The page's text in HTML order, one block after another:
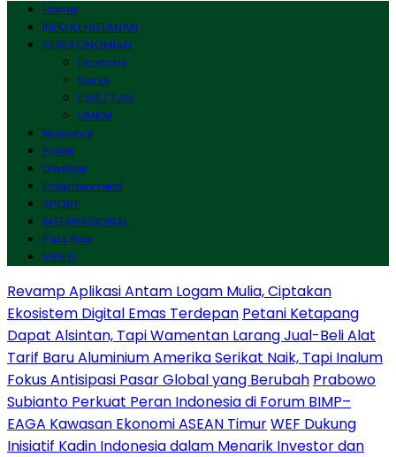
Home
INFO KEHUTANAN
PEREKONOMIAN
Ekonomi
Bisnis
ESG / TJSL
UMKM
Nasional
Politik
Lifestyle
Entertainment
SPORT
INTERNASIONAL
Pers Rilis
VIDEO
Revamp Aplikasi Antam Logam Mulia, Ciptakan
Ekosistem Digital Emas Terdepan Petani Ketapang
Dapat Alsintan, Tapi Wamentan Larang Jual-Beli Alat
Tarif Baru Aluminium Amerika Serikat Naik, Tapi Inalum
Fokus Antisipasi Pasar Global yang Berubah Prabowo
Subianto Perkuat Peran Indonesia di Forum BIMP–
EAGA Kawasan Ekonomi ASEAN TimurWEF Dukung
Inisiatif Kadin Indonesia dalam Menarik Investor dan